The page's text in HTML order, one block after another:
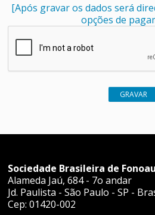
[Após gravar os dados será
opções de
Sociedade Brasileira de
Alameda Jaú, 684 - 7o andar
Jd. Paulista - São Paulo - SP -
Cep: 01420-002